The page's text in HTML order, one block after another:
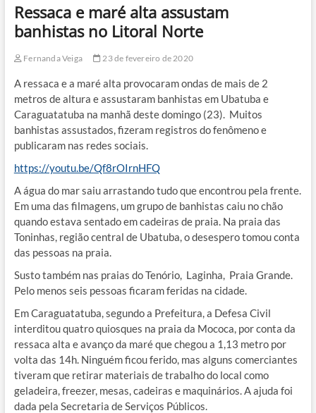
Ressaca e maré alta assustam
banhistas no Litoral Norte
Fernanda Veiga 23 de fevereiro de 2020
A ressaca e a maré alta provocaram ondas de mais de 2
metros de altura e assustaram banhistas em Ubatuba e
Caraguatatuba na manhã deste domingo (23). Muitos
banhistas assustados, fizeram registros do fenômeno e
publicaram nas redes sociais.
https://youtu.be/Qf8rOIrnHFQ
A água do mar saiu arrastando tudo que encontrou pela frente.
Em uma das filmagens, um grupo de banhistas caiu no chão
quando estava sentado em cadeiras de praia. Na praia das
Toninhas, região central de Ubatuba, o desespero tomou conta
das pessoas na praia.
Susto também nas praias do Tenório, Laginha, Praia Grande.
Pelo menos seis pessoas ficaram feridas na cidade.
Em Caraguatatuba, segundo a Prefeitura, a Defesa Civil
interditou quatro quiosques na praia da Mococa, por conta da
ressaca alta e avanço da maré que chegou a 1,13 metro por
volta das 14h. Ninguém ficou ferido, mas alguns comerciantes
tiveram que retirar materiais de trabalho do local como
geladeira, freezer, mesas, cadeiras e maquinários. A ajuda foi
dada pela Secretaria de Serviços Públicos.